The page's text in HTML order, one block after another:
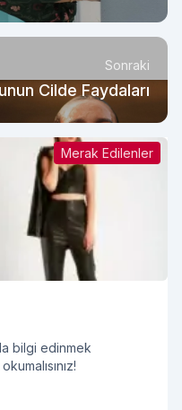
Sonraki
Cilde Faydaları
Merak Edilenler
bilgi edinmek